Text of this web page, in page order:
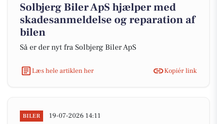
Solbjerg Biler ApS hjælper med
skadesanmeldelse og reparation af
bilen
Så er der nyt fra Solbjerg Biler ApS
Læs hele artiklen her Kopiér link
BILER 19-07-2026 14:11